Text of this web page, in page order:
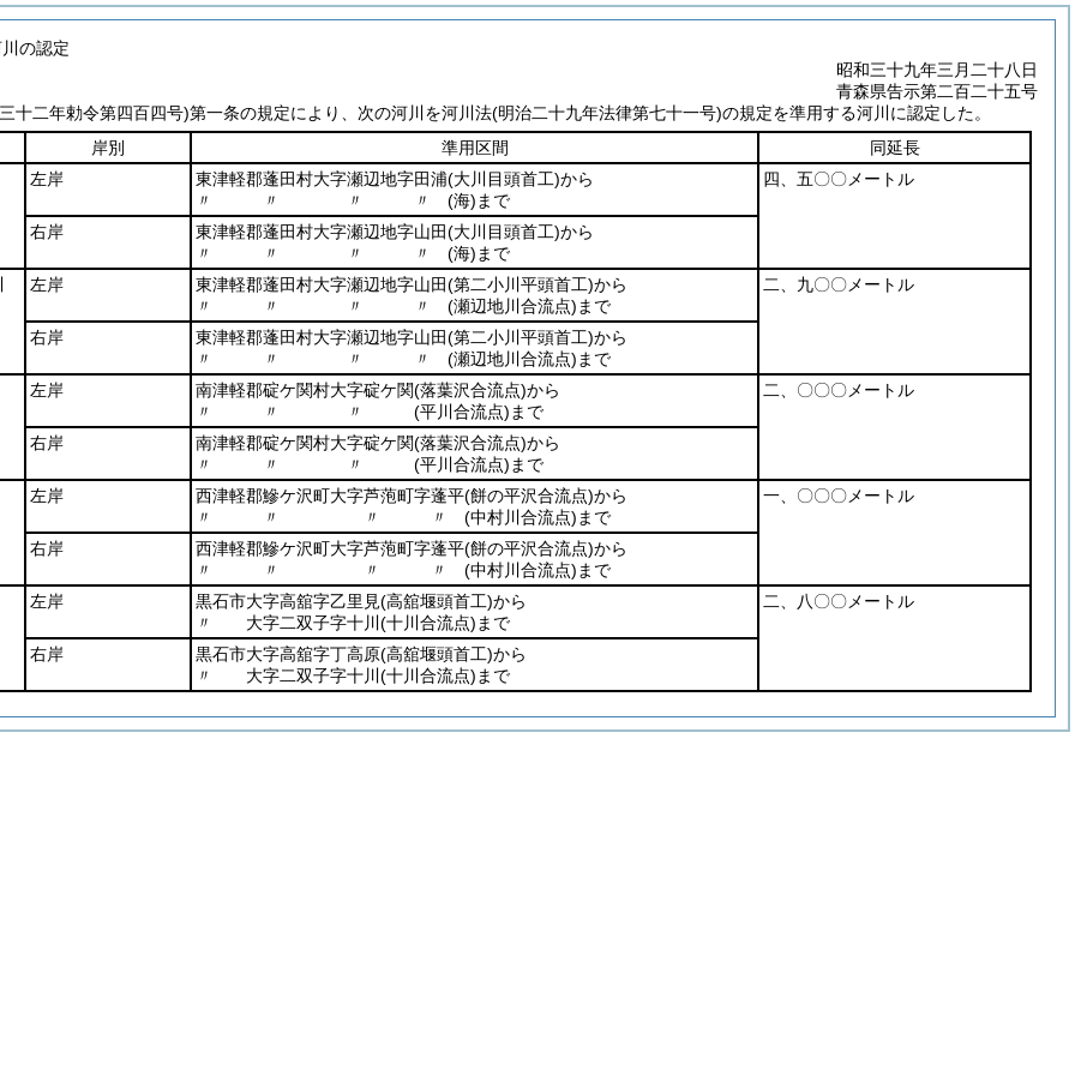
の認定
昭和三十九年三月二十八日
青森県告示第二百二十五号
十二年勅令第四百四号)第一条の規定により、次の河川を河川法(明治二十九年法律第七十一号)の規定を準用する河川に認定した。
岸別 準用区間
同延長
左岸 東津軽郡蓬田村大字瀬辺地字田浦(大川目頭首工)から
〃 〃 〃 〃 (海) まで
四、五〇〇メートル
右岸 東津軽郡蓬田村大字瀬辺地字山田(大川目頭首工)から
〃 〃 〃 〃 (海) まで
左岸 東津軽郡蓬田村大字瀬辺地字山田(第二小川平頭首工)から
〃 〃 〃 〃 (瀬辺地川合流点) まで
二、九〇〇メートル
右岸 東津軽郡蓬田村大字瀬辺地字山田(第二小川平頭首工)から
〃 〃 〃 〃 (瀬辺地川合流点) まで
左岸 南津軽郡碇ケ関村大字碇ケ関(落葉沢合流点)から
〃 〃 〃 (平川合流点) まで
二、〇〇〇メートル
右岸 南津軽郡碇ケ関村大字碇ケ関(落葉沢合流点)から
〃 〃 〃 (平川合流点) まで
左岸 西津軽郡鰺ケ沢町大字芦萢町字蓬平(餅の平沢合流点)から
〃 〃 〃 〃 (中村川合流点) まで
一、〇〇〇メートル
右岸 西津軽郡鰺ケ沢町大字芦萢町字蓬平(餅の平沢合流点)から
〃 〃 〃 〃 (中村川合流点) まで
左岸 黒石市大字高舘字乙里見(高舘堰頭首工)から
〃 大字二双子字十川 (十川合流点) まで
二、八〇〇メートル
右岸 黒石市大字高舘字丁高原(高舘堰頭首工)から
〃 大字二双子字十川 (十川合流点) まで